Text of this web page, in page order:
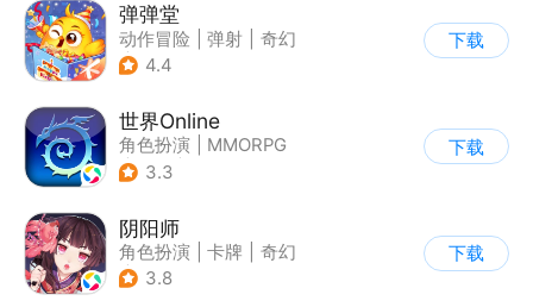
弹弹堂
动作冒险 弹射
奇幻
| 5v5
4.4
下载
世界Online
角色扮演
MMORPG
| 冒险
3.3
下载
阴阳师
角色扮演 卡牌
奇幻
| 阴阳师
3.8
下载